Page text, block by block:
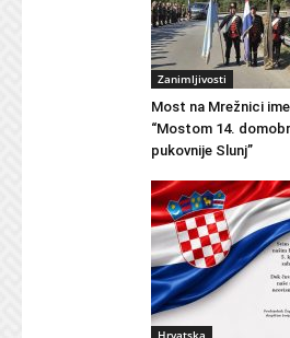
Zanimljivosti
Most na Mrežnici
“Mostom 14.
pukovnije Slunj”
Hrvatska